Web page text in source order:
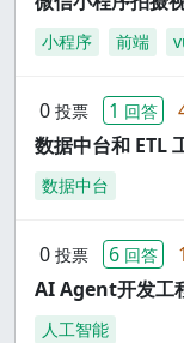
小程序 前端
0 投票 1 回答
数据中台和 ETL
数据中台
0 投票 6 回答
AI Agent开发工
人工智能